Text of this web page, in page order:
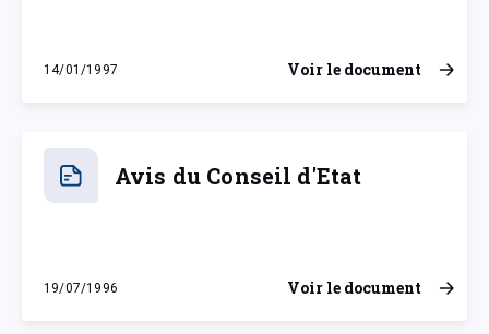
14/01/1997
mardi 14 janvier 1997
Voir le document
Avis du Conseil d'Etat
19/07/1996
vendredi 19 juillet 1996
Voir le document